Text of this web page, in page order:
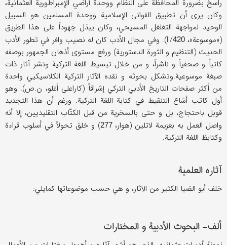
راسخ بضرورة المحافظة علی النظام ووحدة أراضي الإمبراطوریة العثمانیة،
وکان یری أن تطبیق القوانی الإسلامیة ووحدة المسلمین هو السبیل
الوحید لمواجهة التغلغل المسیحي، وکان یبذل جهوداً علی هذا الطریق
(«موسوعة»، II/420
). وفي مجال الأدب کان له نصیب وافر في تطور الأدب
الحدیث (التنظیم و الثورة الدستوریة) ورفع مستوی أذهان الجمهور بوصفه
کاتباً و صحفیاً و ناشراً، و من خلال تبسیط اللغة الترکیة ونشر آثار ذات
صبغة موسوعیة.وتشکل بحوثه و نقده الآثار الترکیة الکلاسیکیي واحدة
من أکثر صفحات التاریخ الأدبي الترکي إشراقاً (کاراعلی أغلو، ن.ص). وهو
أول کاتب أشاع التنقیط في کتابة اللغة الترکیة. ورغم أن هذا التجدید
قوبل باحتجاج، بل و حتی بالسخریة من قبل الکتّاب التقلیدیین، إلا أنه
واصل العمل به بعزیمة لاتلین (هوار،277) و خلق تحولاً في أسلوب قراءة
وکتابظ اللغة الترکیة.
آثاره العلمیة
خلف أبو الضیا الکثیر من الآثار، و هي حسب موضوعاتها کمایلي:
ألف- البحوث الأدبیة و المختارات